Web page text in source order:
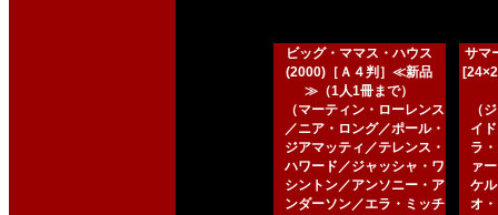
ビッグ・ママス・ハウス
(2000)［Ａ４判］≪新品
≫（1人1冊まで）
（マーティン・ローレンス
／ニア・ロング／ポール・
ジアマッティ／テレンス・
ハワード／ジャッシャ・ワ
シントン／アンソニー・ア
ンダーソン／エラ・ミッチ
サマ
（
イ
ラ
ァ
ケ
オ